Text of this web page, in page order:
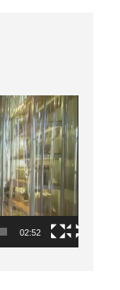
02:52